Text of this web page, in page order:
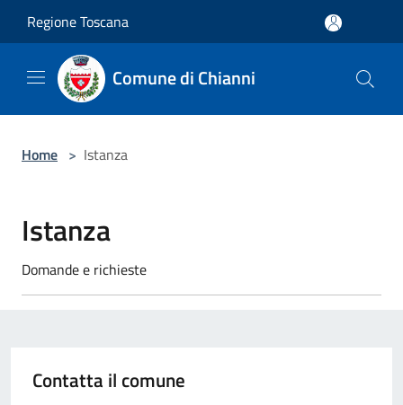
Regione Toscana
Comune di Chianni
Home > Istanza
Istanza
Domande e richieste
Contatta il comune